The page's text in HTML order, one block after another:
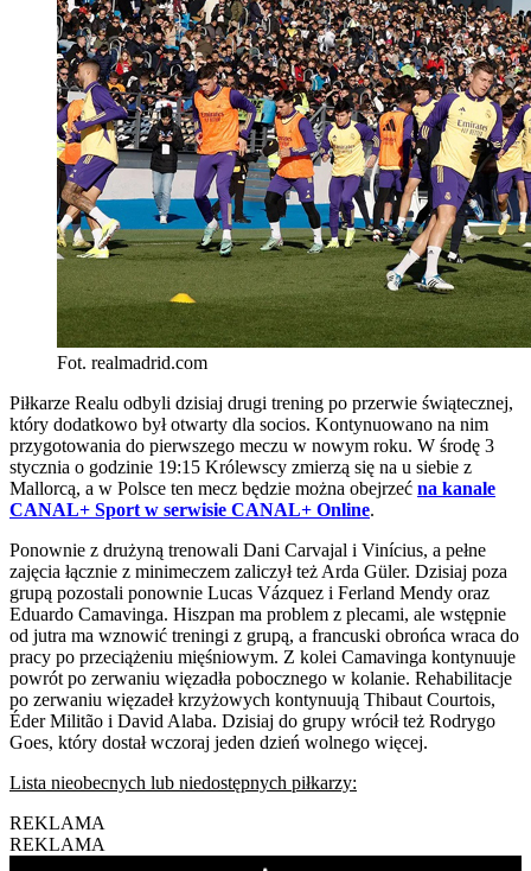
Fot. realmadrid.com
Piłkarze Realu odbyli dzisiaj drugi trening po przerwie świątecznej,
który dodatkowo był otwarty dla socios. Kontynuowano na nim
przygotowania do pierwszego meczu w nowym roku. W środę 3
stycznia o godzinie 19:15 Królewscy zmierzą się na u siebie z
Mallorcą, a w Polsce ten mecz będzie można obejrzeć na kanale
CANAL+ Sport w serwisie CANAL+ Online.
Ponownie z drużyną trenowali Dani Carvajal i Vinícius, a pełne
zajęcia łącznie z minimeczem zaliczył też Arda Güler. Dzisiaj poza
grupą pozostali ponownie Lucas Vázquez i Ferland Mendy oraz
Eduardo Camavinga. Hiszpan ma problem z plecami, ale wstępnie
od jutra ma wznowić treningi z grupą, a francuski obrońca wraca do
pracy po przeciążeniu mięśniowym. Z kolei Camavinga kontynuuje
powrót po zerwaniu więzadła pobocznego w kolanie. Rehabilitacje
po zerwaniu więzadeł krzyżowych kontynuują Thibaut Courtois,
Éder Militão i David Alaba. Dzisiaj do grupy wrócił też Rodrygo
Goes, który dostał wczoraj jeden dzień wolnego więcej.
Lista nieobecnych lub niedostępnych piłkarzy:
REKLAMA
REKLAMA